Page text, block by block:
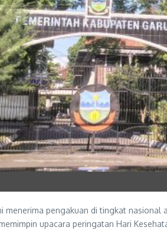
menerima pengakuan di tingkat
upacara peringatan Hari